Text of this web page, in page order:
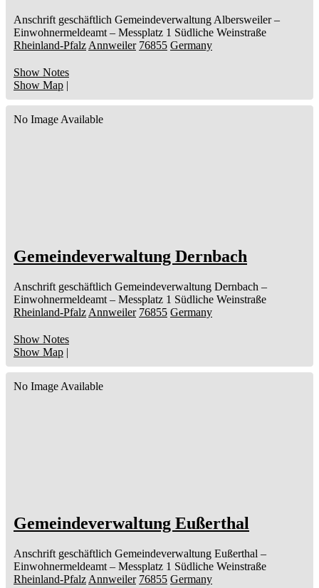
Anschrift geschäftlich Gemeindeverwaltung Albersweiler –
Einwohnermeldeamt – Messplatz 1 Südliche Weinstraße
Rheinland-Pfalz Annweiler 76855 Germany
Show Notes
Show Map |
No Image Available
Gemeindeverwaltung Dernbach
Anschrift geschäftlich Gemeindeverwaltung Dernbach –
Einwohnermeldeamt – Messplatz 1 Südliche Weinstraße
Rheinland-Pfalz Annweiler 76855 Germany
Show Notes
Show Map |
No Image Available
Gemeindeverwaltung Eußerthal
Anschrift geschäftlich Gemeindeverwaltung Eußerthal –
Einwohnermeldeamt – Messplatz 1 Südliche Weinstraße
Rheinland-Pfalz Annweiler 76855 Germany